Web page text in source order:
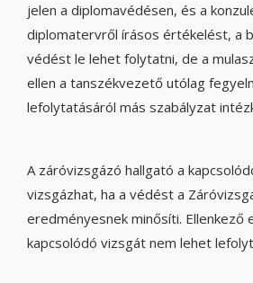
jelen a diplomavédésen, és a
diplomatervről írásos értékelést, a
védést le lehet folytatni, de a
ellen a tanszékvezető utólag
lefolytatásáról más szabályzat
A záróvizsgázó hallgató a
vizsgázhat, ha a védést a
eredményesnek minősíti. Ellenkező
kapcsolódó vizsgát nem lehet